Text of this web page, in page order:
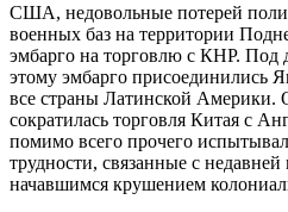
США, недовольные потерей
военных баз на территории
эмбарго на торговлю с КНР. Под
этому эмбарго присоединились
все страны Латинской Америки.
сократилась торговля Китая с
помимо всего прочего
трудности, связанные с
начавшимся крушением